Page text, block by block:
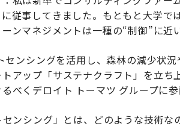
従事してきました。もともと大学で
ンマネジメントは一種の“制御”に近
ンシングを活用し、森林の減少状
アップ「サステナクラフト」を立
べくデロイト トーマツ グループに参
センシング」とは、どのような技術な